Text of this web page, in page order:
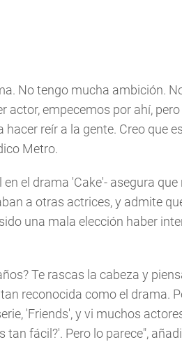
No tengo mucha ambición.
actor, empecemos por ahí,
reír a la gente. Creo que
Metro.
el drama 'Cake'- asegura que
a otras actrices, y admite
una mala elección haber
Te rascas la cabeza y
reconocida como el drama.
'Friends', y vi muchos
tan fácil?'. Pero lo parece",